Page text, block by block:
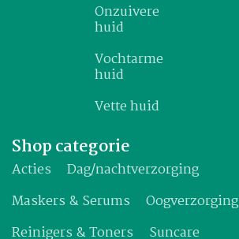
Onzuivere
huid
Vochtarme
huid
Vette huid
Shop categorie
Acties
Dag/nachtverzorging
Maskers & Serums
Oogverzorging
Reinigers & Toners
Suncare